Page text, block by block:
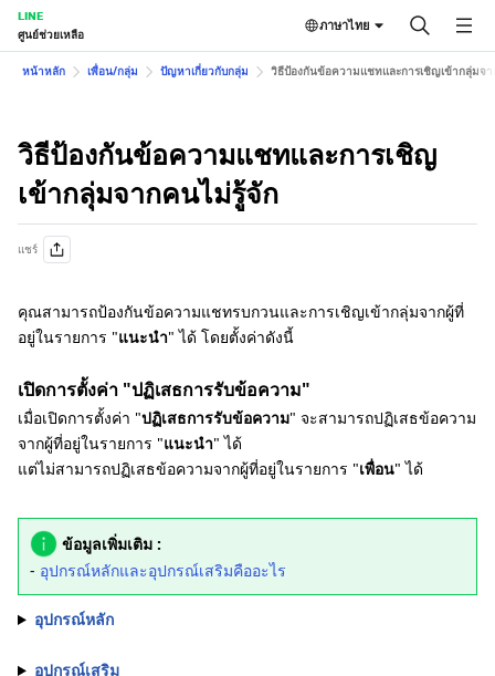
LINE
ศูนย์ช่วยเหลือ
ภาษาไทย
หน้าหลัก เพื่อน/กลุ่ม ปัญหาเกี่ยวกับกลุ่ม วิธีป้องกันข้อความแชทและการเชิญเข้ากลุ่มจ
วิธีป้องกันข้อความแชทและการเชิญ
เข้ากลุ่มจากคนไม่รู้จัก
แชร์
คุณสามารถป้องกันข้อความแชทรบกวนและการเชิญเข้ากลุ่มจากผู้ที่
อยู่ในรายการ "แนะนำ" ได้ โดยตั้งค่าดังนี้
เปิดการตั้งค่า "ปฏิเสธการรับข้อความ"
เมื่อเปิดการตั้งค่า "ปฏิเสธการรับข้อความ" จะสามารถปฏิเสธข้อความ
จากผู้ที่อยู่ในรายการ "แนะนำ" ได้
แต่ไม่สามารถปฏิเสธข้อความจากผู้ที่อยู่ในรายการ "เพื่อน" ได้
ข้อมูลเพิ่มเติม :
- อุปกรณ์หลักและอุปกรณ์เสริมคืออะไร
อุปกรณ์หลัก
อุปกรณ์เสริม